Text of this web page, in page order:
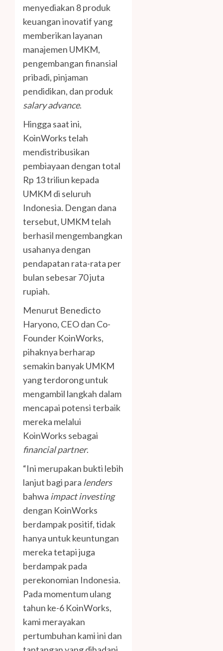
menyediakan 8 produk
keuangan inovatif yang
memberikan layanan
manajemen UMKM,
pengembangan finansial
pribadi, pinjaman
pendidikan, dan produk
salary advance.
Hingga saat ini,
KoinWorks telah
mendistribusikan
pembiayaan dengan total
Rp 13 triliun kepada
UMKM di seluruh
Indonesia. Dengan dana
tersebut, UMKM telah
berhasil mengembangkan
usahanya dengan
pendapatan rata-rata per
bulan sebesar 70 juta
rupiah.
Menurut Benedicto
Haryono, CEO dan Co-
Founder KoinWorks,
pihaknya berharap
semakin banyak UMKM
yang terdorong untuk
mengambil langkah dalam
mencapai potensi terbaik
mereka melalui
KoinWorks sebagai
financial partner.
“Ini merupakan bukti lebih
lanjut bagi para lenders
bahwa impact investing
dengan KoinWorks
berdampak positif, tidak
hanya untuk keuntungan
mereka tetapi juga
berdampak pada
perekonomian Indonesia.
Pada momentum ulang
tahun ke-6 KoinWorks,
kami merayakan
pertumbuhan kami ini dan